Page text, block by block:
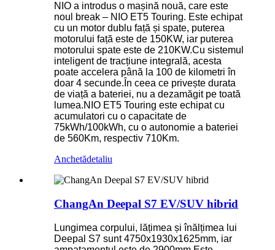
NIO a introdus o mașină nouă, care este
noul break – NIO ET5 Touring. Este echipat
cu un motor dublu față și spate, puterea
motorului față este de 150KW, iar puterea
motorului spate este de 210KW.Cu sistemul
inteligent de tracțiune integrală, acesta
poate accelera până la 100 de kilometri în
doar 4 secunde.În ceea ce privește durata
de viață a bateriei, nu a dezamăgit pe toată
lumea.NIO ET5 Touring este echipat cu
acumulatori cu o capacitate de
75kWh/100kWh, cu o autonomie a bateriei
de 560Km, respectiv 710Km.
Anchetădetaliu
ChangAn Deepal S7 EV/SUV hibrid
Lungimea corpului, lățimea și înălțimea lui
Deepal S7 sunt 4750x1930x1625mm, iar